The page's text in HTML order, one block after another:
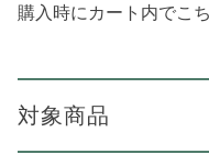
購入時にカート内でこ
対象商品